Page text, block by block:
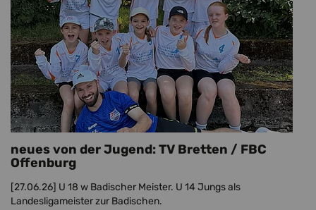
neues von der Jugend: TV Bretten / FBC
Offenburg
[27.06.26] U 18 w Badischer Meister. U 14 Jungs als
Landesligameister zur Badischen.